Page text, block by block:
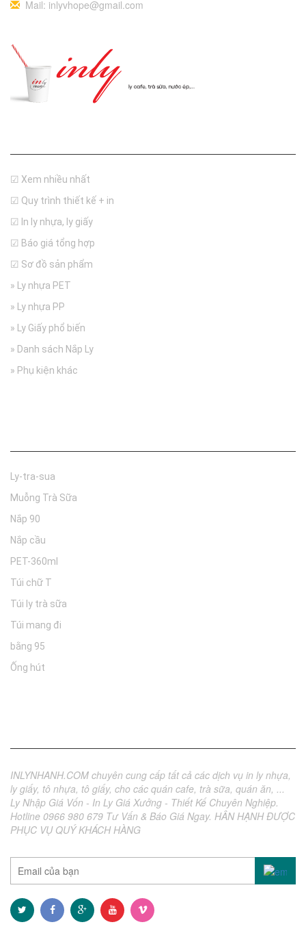
Mail: inlyvhope@gmail.com
☑ Xem nhiều nhất
☑ Quy trình thiết kế + in
☑ In ly nhựa, ly giấy
☑ Báo giá tổng hợp
☑ Sơ đồ sản phẩm
» Ly nhựa PET
» Ly nhựa PP
» Ly Giấy phổ biến
» Danh sách Nắp Ly
» Phụ kiện khác
Ly-tra-sua
Muỗng Trà Sữa
Nắp 90
Nắp cầu
PET-360ml
Túi chữ T
Túi ly trà sữa
Túi mang đi
bằng 95
Ống hút
INLYNHANH.COM chuyên cung cấp tất cả các dịch vụ in ly nhựa,
ly giấy, tô nhựa, tô giấy, cho các quán cafe, trà sữa, quán ăn, ...
Ly Nhập Giá Vốn - In Ly Giá Xưởng - Thiết Kế Chuyên Nghiệp.
Hotline 0966 980 679 Tư Vấn & Báo Giá Ngay. HÂN HẠNH ĐƯỢC
PHỤC VỤ QUÝ KHÁCH HÀNG